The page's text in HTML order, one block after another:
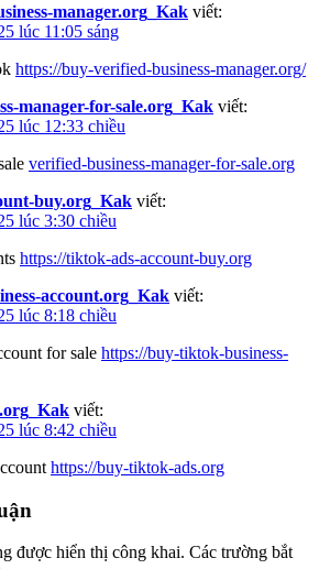
manager.org_Kak viết:
lúc 11:05 sáng
https://buy-verified-business-manager.org/
manager-for-sale.org_Kak viết:
lúc 12:33 chiều
verified-business-manager-for-sale.org
buy.org_Kak viết:
lúc 3:30 chiều
https://tiktok-ads-account-buy.org
account.org_Kak viết:
lúc 8:18 chiều
for sale https://buy-tiktok-business-
viết:
lúc 8:42 chiều
https://buy-tiktok-ads.org
được hiển thị công khai. Các trường bắt